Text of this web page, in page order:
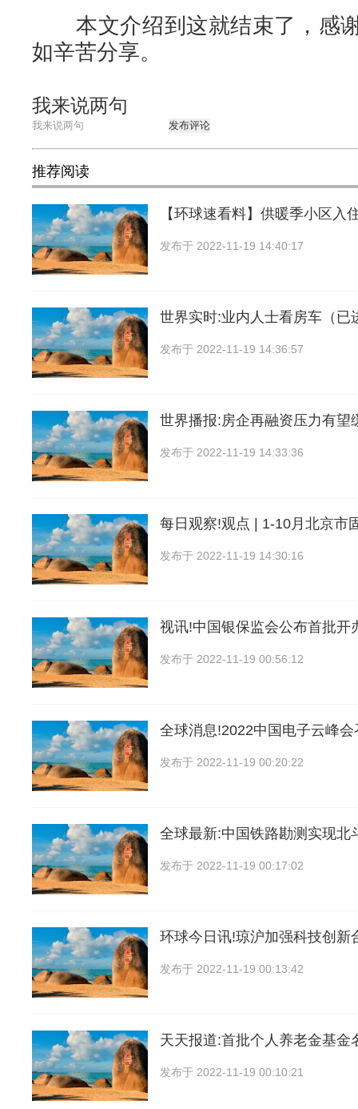
本文介绍到这就结束了，感
如辛苦分享。
我来说两句
发布评论
推荐阅读
【环球速看料】供暖季小区入
发布于 2022-11-19 14:40:17
世界实时:业内人士看房车（已
发布于 2022-11-19 14:36:57
世界播报:房企再融资压力有望
发布于 2022-11-19 14:33:36
每日观察!观点 | 1-10月北京市
发布于 2022-11-19 14:30:16
视讯!中国银保监会公布首批开
发布于 2022-11-19 00:56:12
全球消息!2022中国电子云峰
发布于 2022-11-19 00:20:22
全球最新:中国铁路勘测实现北
发布于 2022-11-19 00:17:02
环球今日讯!琼沪加强科技创新
发布于 2022-11-19 00:13:42
天天报道:首批个人养老金基金
发布于 2022-11-19 00:10:21